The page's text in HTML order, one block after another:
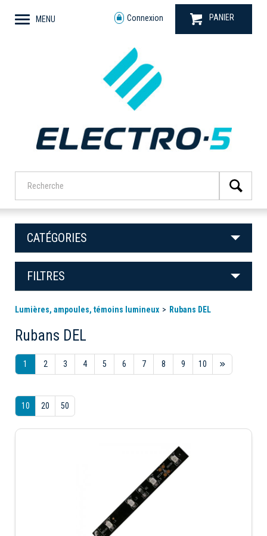
MENU Connexion PANIER
CATÉGORIES
FILTRES
Lumières, ampoules, témoins lumineux Rubans DEL
Rubans DEL
1 2 3 4 5 6 7 8 9 10
10 20 50